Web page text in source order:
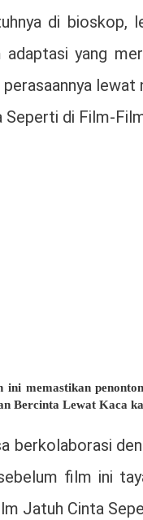
di
yang
di Film-
ini memastikan
Bercinta Lewat Kaca
berkolaborasi
film ini
Jatuh Cinta